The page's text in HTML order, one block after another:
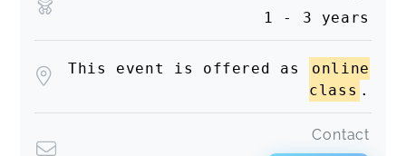
1 - 3 years
This event is offered as
online
class .
Contact